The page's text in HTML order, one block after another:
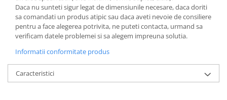
Daca nu sunteti sigur legat de dimensiunile necesare, daca doriti
sa comandati un produs atipic sau daca aveti nevoie de consiliere
pentru a face alegerea potrivita, ne puteti contacta, urmand sa
verificam datele problemei si sa alegem impreuna solutia.
Informatii conformitate produs
Caracteristici